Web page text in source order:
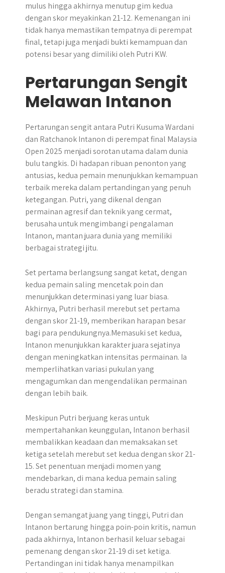
mulus hingga akhirnya menutup gim kedua
dengan skor meyakinkan 21-12. Kemenangan ini
tidak hanya memastikan tempatnya di perempat
final, tetapi juga menjadi bukti kemampuan dan
potensi besar yang dimiliki oleh Putri KW.
Pertarungan Sengit
Melawan Intanon
Pertarungan sengit antara Putri Kusuma Wardani
dan Ratchanok Intanon di perempat final Malaysia
Open 2025 menjadi sorotan utama dalam dunia
bulu tangkis. Di hadapan ribuan penonton yang
antusias, kedua pemain menunjukkan kemampuan
terbaik mereka dalam pertandingan yang penuh
ketegangan. Putri, yang dikenal dengan
permainan agresif dan teknik yang cermat,
berusaha untuk mengimbangi pengalaman
Intanon, mantan juara dunia yang memiliki
berbagai strategi jitu.
Set pertama berlangsung sangat ketat, dengan
kedua pemain saling mencetak poin dan
menunjukkan determinasi yang luar biasa.
Akhirnya, Putri berhasil merebut set pertama
dengan skor 21-19, memberikan harapan besar
bagi para pendukungnya.Memasuki set kedua,
Intanon menunjukkan karakter juara sejatinya
dengan meningkatkan intensitas permainan. Ia
memperlihatkan variasi pukulan yang
mengagumkan dan mengendalikan permainan
dengan lebih baik.
Meskipun Putri berjuang keras untuk
mempertahankan keunggulan, Intanon berhasil
membalikkan keadaan dan memaksakan set
ketiga setelah merebut set kedua dengan skor 21-
15. Set penentuan menjadi momen yang
mendebarkan, di mana kedua pemain saling
beradu strategi dan stamina.
Dengan semangat juang yang tinggi, Putri dan
Intanon bertarung hingga poin-poin kritis, namun
pada akhirnya, Intanon berhasil keluar sebagai
pemenang dengan skor 21-19 di set ketiga.
Pertandingan ini tidak hanya menampilkan